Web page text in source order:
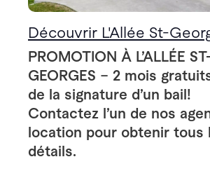
Découvrir L'Allée St-
PROMOTION À L’ALLÉE
GEORGES – 2 mois
de la signature d’un bail!
Contactez l’un de nos
location pour obtenir tous
détails.